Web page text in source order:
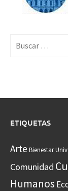
ETIQUETAS
Arte Bienestar
Comunidad
Humanos